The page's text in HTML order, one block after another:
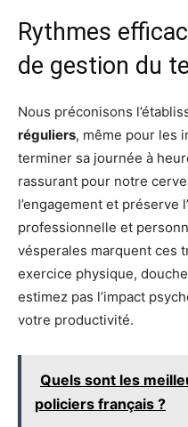
Rythmes
de gestion du
Nous préconisons
réguliers, même pour les
terminer sa journée à
rassurant pour notre
l’engagement et préserve
professionnelle et
vésperales marquent ces
exercice physique,
estimez pas l’impact
votre productivité.
Quels sont les
policiers français ?